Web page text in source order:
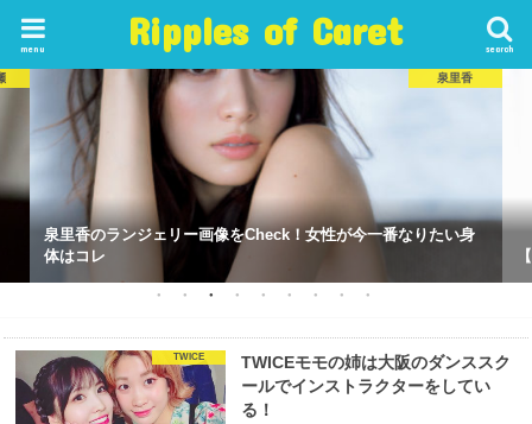
Ripples of Caret search
menu
泉里香
泉里香のランジェリー画像をCheck！女性が今一番なりたい身
体はコレ
TWICE
TWICEモモの姉は大阪のダンススク
ールでインストラクターをしてい
る！